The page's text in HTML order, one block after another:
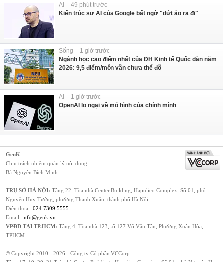
AI - 49 phút trước
Kiến trúc sư AI của Google bất ngờ "dứt áo ra đi"
Sống - 1 giờ trước
Ngành học cao điểm nhất của ĐH Kinh tế Quốc dân năm
2026: 9,5 điểm/môn vẫn chưa thể đỗ
AI - 1 giờ trước
OpenAI lo ngại về mô hình của chính mình
GenK
Chịu trách nhiệm quản lý nội dung:
Bà Nguyễn Bích Minh
TRỤ SỞ HÀ NỘI: Tầng 22, Tòa nhà Center Building, Hapulico Complex, Số 01, phố
Nguyễn Huy Tưởng, phường Thanh Xuân, thành phố Hà Nội
Điện thoại: 024 7309 5555
Email: info@genk.vn
VPĐD TẠI TP.HCM: Tầng 4, Tòa nhà 123, số 127 Võ Văn Tần, Phường Xuân Hòa,
TPHCM
© Copyright 2010 - 2026 - Công ty Cổ phần VCCorp